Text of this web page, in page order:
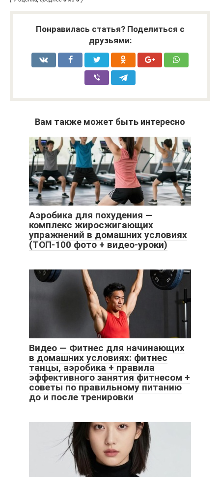
Понравилась статья? Поделиться с
друзьями:
Вам также может быть интересно
Аэробика для похудения —
комплекс жиросжигающих
упражнений в домашних условиях
(ТОП-100 фото + видео-уроки)
Видео — Фитнес для начинающих
в домашних условиях: фитнес
танцы, аэробика + правила
эффективного занятия фитнесом +
советы по правильному питанию
до и после тренировки